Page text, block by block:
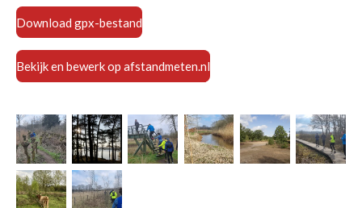
Download gpx-bestand
Bekijk en bewerk op afstandmeten.nl